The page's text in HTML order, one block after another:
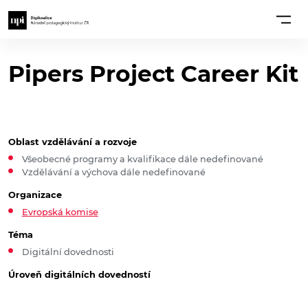
Pipers Project Career Kit
Oblast vzdělávání a rozvoje
Všeobecné programy a kvalifikace dále nedefinované
Vzdělávání a výchova dále nedefinované
Organizace
Evropská komise
Téma
Digitální dovednosti
Úroveň digitálních dovedností